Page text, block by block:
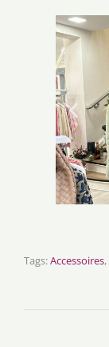
Tags:Accessoires,